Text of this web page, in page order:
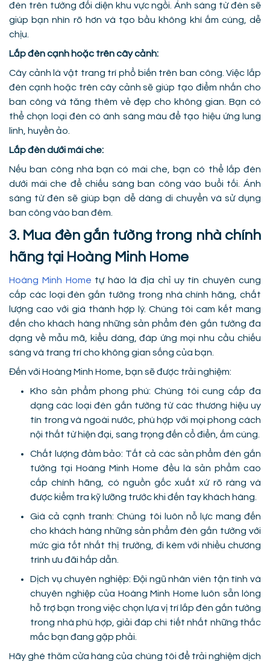
đèn trên tường đối diện khu vực ngồi. Ánh sáng từ đèn sẽ
giúp bạn nhìn rõ hơn và tạo bầu không khí ấm cúng, dễ
chịu.
Lắp đèn cạnh hoặc trên cây cảnh:
Cây cảnh là vật trang trí phổ biến trên ban công. Việc lắp
đèn cạnh hoặc trên cây cảnh sẽ giúp tạo điểm nhấn cho
ban công và tăng thêm vẻ đẹp cho không gian. Bạn có
thể chọn loại đèn có ánh sáng màu để tạo hiệu ứng lung
linh, huyền ảo.
Lắp đèn dưới mái che:
Nếu ban công nhà bạn có mái che, bạn có thể lắp đèn
dưới mái che để chiếu sáng ban công vào buổi tối. Ánh
sáng từ đèn sẽ giúp bạn dễ dàng di chuyển và sử dụng
ban công vào ban đêm.
3. Mua đèn gắn tường trong nhà chính
hãng tại Hoàng Minh Home
Hoàng Minh Home tự hào là địa chỉ uy tín chuyên cung
cấp các loại đèn gắn tường trong nhà chính hãng, chất
lượng cao với giá thành hợp lý. Chúng tôi cam kết mang
đến cho khách hàng những sản phẩm đèn gắn tường đa
dạng về mẫu mã, kiểu dáng, đáp ứng mọi nhu cầu chiếu
sáng và trang trí cho không gian sống của bạn.
Đến với Hoàng Minh Home, bạn sẽ được trải nghiệm:
Kho sản phẩm phong phú: Chúng tôi cung cấp đa
dạng các loại đèn gắn tường từ các thương hiệu uy
tín trong và ngoài nước, phù hợp với mọi phong cách
nội thất từ hiện đại, sang trọng đến cổ điển, ấm cúng.
Chất lượng đảm bảo: Tất cả các sản phẩm đèn gắn
tường tại Hoàng Minh Home đều là sản phẩm cao
cấp chính hãng, có nguồn gốc xuất xứ rõ ràng và
được kiểm tra kỹ lưỡng trước khi đến tay khách hàng.
Giá cả cạnh tranh: Chúng tôi luôn nỗ lực mang đến
cho khách hàng những sản phẩm đèn gắn tường với
mức giá tốt nhất thị trường, đi kèm với nhiều chương
trình ưu đãi hấp dẫn.
Dịch vụ chuyên nghiệp: Đội ngũ nhân viên tận tình và
chuyên nghiệp của Hoàng Minh Home luôn sẵn lòng
hỗ trợ bạn trong việc chọn lựa vị trí lắp đèn gắn tường
trong nhà phù hợp, giải đáp chi tiết nhất những thắc
mắc bạn đang gặp phải.
Hãy ghé thăm cửa hàng của chúng tôi để trải nghiệm dịch